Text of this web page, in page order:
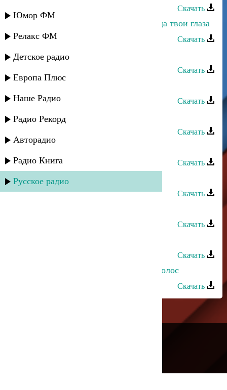
Юмор ФМ
Релакс ФМ
Детское радио
Европа Плюс
Наше Радио
Радио Рекорд
Авторадио
Радио Книга
Русское радио
Скачать
Ислам Итляшев - Запомню навсегда твои глаза
Скачать
Ислам Итляшев - Побудь со мной
Скачать
Ислам Итляшев - Доля
Скачать
Ислам Джамбеков - Полная луна
Скачать
Ислам Джамбеков - Виновата
Скачать
Ислам Касимов - Город
Скачать
Скачать
Скачать
Ислам Касимов - В золоте твоих волос
Скачать